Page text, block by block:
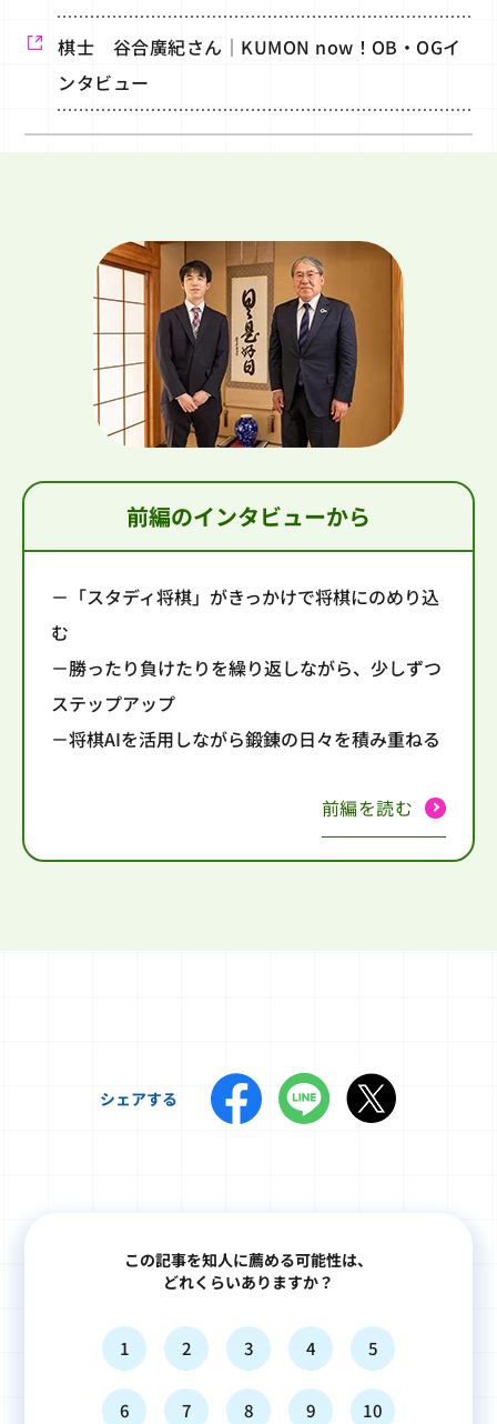
棋士 谷合廣紀さん｜KUMON now！OB・OGイ
ンタビュー
前編のインタビューから
－「スタディ将棋」がきっかけで将棋にのめり込
む
－勝ったり負けたりを繰り返しながら、少しずつ
ステップアップ
－将棋AIを活用しながら鍛錬の日々を積み重ねる
前編を読む
シェアする
この記事を知人に薦める可能性は、
どれくらいありますか？
1 2 3 4 5
6 7 8 9 10